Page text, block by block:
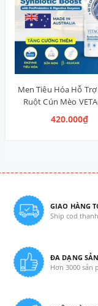
Men Tiêu Hóa Hỗ
Ruột Cún Mèo
Synbiotic Boost Úc
420.000₫
GIAO HÀNG
Ship cod
ĐA DẠNG
Hơn 3000 sản